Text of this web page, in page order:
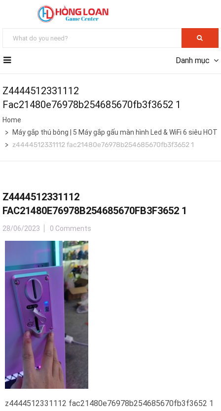
Danh mục
Z4444512331112
Fac21480e76978b254685670fb3f3652 1
Home
Máy gắp thú bông | 5 Máy gắp gấu màn hình Led & WiFi 6 siêu HOT
z4444512331112 fac21480e76978b254685670fb3f3652 1
Z4444512331112
FAC21480E76978B254685670FB3F3652 1
28/06/2023 0 Comments
z4444512331112 fac21480e76978b254685670fb3f3652 1